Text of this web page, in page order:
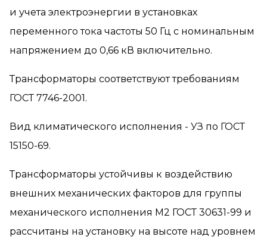
и учета электроэнергии в установках
переменного тока частоты 50 Гц с номинальным
напряжением до 0,66 кВ включительно.
Трансформаторы соответствуют требованиям
ГОСТ 7746-2001.
Вид климатического исполнения - УЗ по ГОСТ
15150-69.
Трансформаторы устойчивы к воздействию
внешних механических факторов для группы
механического исполнения М2 ГОСТ 30631-99 и
рассчитаны на установку на высоте над уровнем